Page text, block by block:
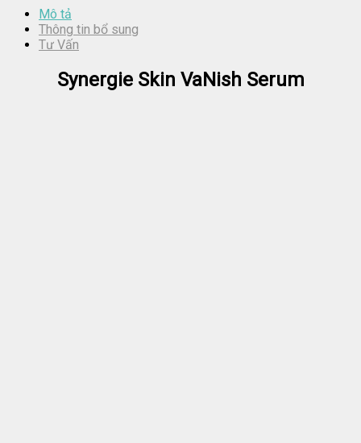
Mô tả
Thông tin bổ sung
Tư Vấn
Synergie Skin VaNish Serum